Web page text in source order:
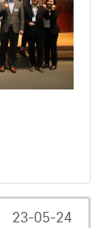
23-05-24